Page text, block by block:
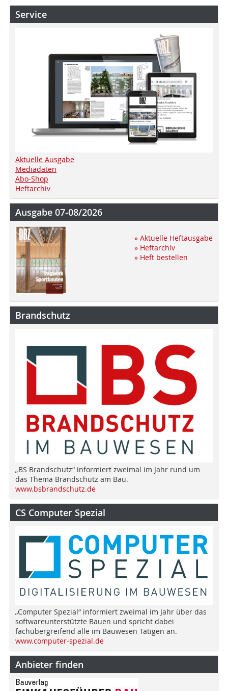
Service
Aktuelle Ausgabe
Mediadaten
Abo-Shop
Heftarchiv
Ausgabe 07-08/2026
» Aktuelle Heftausgabe
» Heftarchiv
» Heft bestellen
Brandschutz
„BS Brandschutz“ informiert zweimal im Jahr rund um
das Thema Brandschutz am Bau.
www.bsbrandschutz.de
CS Computer Spezial
„Computer Spezial“ informiert zweimal im Jahr über das
softwareunterstützte Bauen und spricht dabei
fachübergreifend alle im Bauwesen Tätigen an.
www.computer-spezial.de
Anbieter finden